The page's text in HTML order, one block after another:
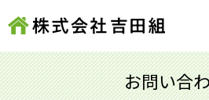
お問い合